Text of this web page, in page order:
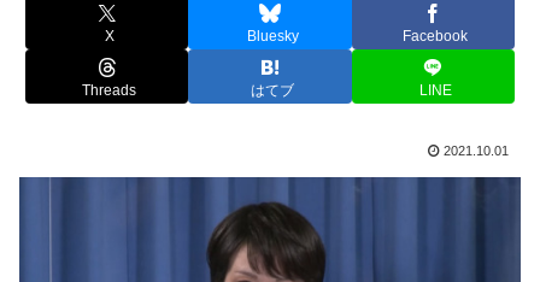
X Bluesky Facebook
Threads はてブ LINE
2021.10.01